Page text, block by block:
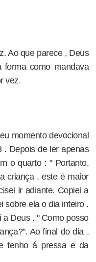
Ao que parece , Deus
forma como mandava
vez.
momento devocional
. Depois de ler apenas
o quarto : " Portanto,
criança , este é maior
ir adiante. Copiei a
sobre ela o dia inteiro .
a Deus . " Como posso
Ao final do dia ,
tenho á pressa e da